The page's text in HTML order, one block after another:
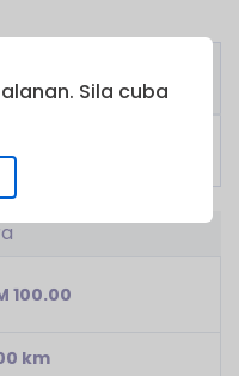
dari
100.00
km
Sila cuba